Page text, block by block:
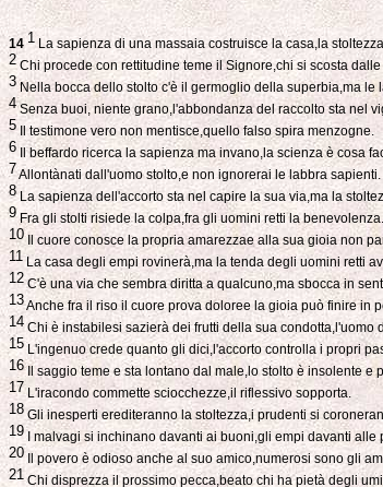
14 1 La sapienza di una massaia costruisce la casa,la
2Chi procede con rettitudine teme il Signore,chi si scosta
3 Nella bocca dello stolto c'è il germoglio della superbia,ma
4Senza buoi, niente grano,l'abbondanza del raccolto sta nel
5Il testimone vero non mentisce,quello falso spira menzogne.
6 Il beffardo ricerca la sapienza ma invano,la scienza è cosa
7Allontànati dall'uomo stolto,e non ignorerai le labbra sapienti.
8La sapienza dell'accorto sta nel capire la sua via,ma la
9Fra gli stolti risiede la colpa,fra gli uomini retti la benevolenza.
10Il cuore conosce la propria amarezzae alla sua gioia non
11La casa degli empi rovinerà,ma la tenda degli uomini retti
12C'è una via che sembra diritta a qualcuno,ma sbocca in
13Anche fra il riso il cuore prova doloree la gioia può finire in
14 Chi è instabilesi sazierà dei frutti della sua condotta,l'uomo
15 L'ingenuo crede quanto gli dici,l'accorto controlla i propri
16Il saggio teme e sta lontano dal male,lo stolto è insolente e
17L'iracondo commette sciocchezze,il riflessivo sopporta.
18Gli inesperti erediteranno la stoltezza,i prudenti si
19 I malvagi si inchinano davanti ai buoni,gli empi davanti alle
20 Il povero è odioso anche al suo amico,numerosi sono gli
21Chi disprezza il prossimo pecca,beato chi ha pietà degli